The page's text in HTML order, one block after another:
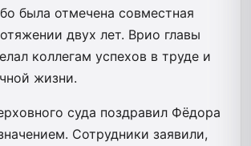
была отмечена совместная
двух лет. Врио главы
коллегам успехов в труде и
жизни.
суда поздравил Фёдора
Сотрудники заявили,